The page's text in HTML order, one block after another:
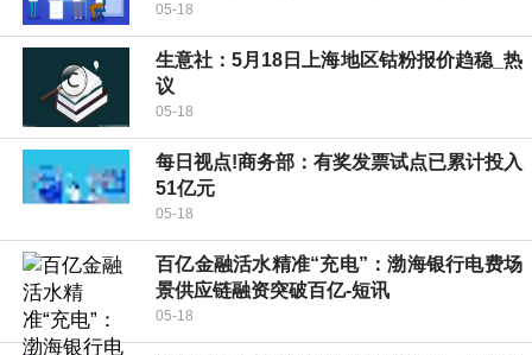
05-18
生意社：5月18日上海地区钴粉报价趋稳_热
议
05-18
每日视点!商务部：有奖发票试点已累计投入
51亿元
05-18
百亿金融活水精准“充电”：渤海银行电费场
景供应链融资突破百亿-短讯
05-18